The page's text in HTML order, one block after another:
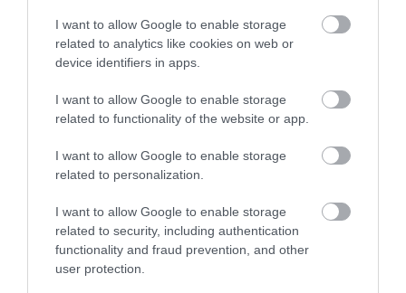
I want to allow Google to enable storage
related to analytics like cookies on web or
device identifiers in apps.
I want to allow Google to enable storage
related to functionality of the website or app.
I want to allow Google to enable storage
related to personalization.
I want to allow Google to enable storage
related to security, including authentication
functionality and fraud prevention, and other
user protection.
07.08.2026 15:11
Αυτά είναι τα φρούτα και τα
λαχανικά του Αυγούστου: Οι
εποχικές επιλογές που πρέπει να
Σύκα, δαμάσκηνα, φραγκόσυκα, ντομάτες και βασιλικός πρωταγωνιστούν τον τελευταίο μήνα του